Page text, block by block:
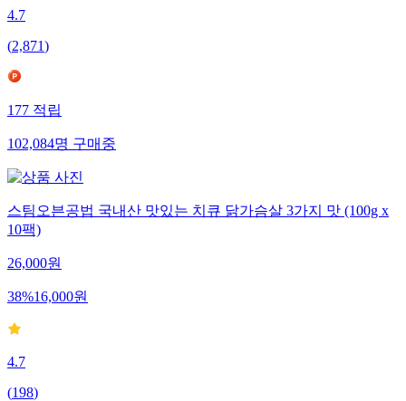
4.7
(2,871)
177 적립
102,084명 구매중
스팀오븐공법 국내산 맛있는 치큐 닭가슴살 3가지 맛 (100g x
10팩)
26,000원
38%16,000원
4.7
(198)